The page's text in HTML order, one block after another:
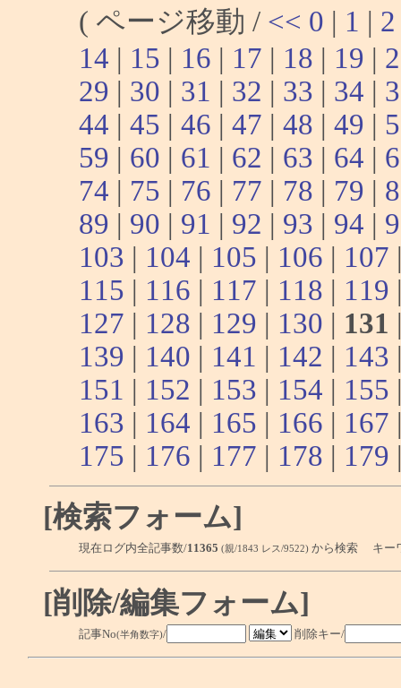
( ページ移動 / << 0 | 1 | 2
14 | 15 | 16 | 17 | 18 | 19 |
29 | 30 | 31 | 32 | 33 | 34 |
44 | 45 | 46 | 47 | 48 | 49 |
59 | 60 | 61 | 62 | 63 | 64 |
74 | 75 | 76 | 77 | 78 | 79 |
89 | 90 | 91 | 92 | 93 | 94 |
103 | 104 | 105 | 106 | 107
115 | 116 | 117 | 118 | 119
127 | 128 | 129 | 130 | 131
139 | 140 | 141 | 142 | 143
151 | 152 | 153 | 154 | 155
163 | 164 | 165 | 166 | 167
175 | 176 | 177 | 178 | 179
[検索フォーム]
現在ログ内全記事数/11365 (親/1843 レス/9522) から検索 キー
[削除/編集フォーム]
記事No(半角数字)/ 削除キー/